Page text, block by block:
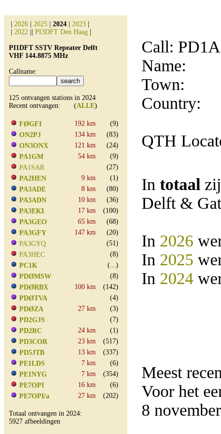
2026 2025 2024 2023
2022 PI3DFT Den Haag
PI1DFT SSTV Repeater Delft
VHF 144.8875 MHz
Callname:
125 ontvangen stations in 2024
Recent ontvangen: (ALLE)
FØGFI 192 km
(9)
ON2PJ
134 km
(83)
ON3ONX
121 km
(24)
PA1GM
54 km
(9)
PA1SAR
(27)
PA2HEN
9 km
(1)
PA3ADE
8 km
(80)
PA3ADN
10 km
(36)
PA3EKI
17 km
(100)
PA3GEO
65 km
(68)
PA3GFY
147 km
(20)
PA3GYQ
(51)
PA3HEC
(8)
PC1K
(...)
PDØMSW
(8)
PDØRBX
100 km
(142)
PDØTVA
(4)
PDØZA
27 km
(3)
PD2GJS
(7)
PD2RC
24 km
(1)
PD3COR
23 km
(517)
PD5JTB
13 km
(337)
PE1LDS
7 km
(6)
PE1NYG
7 km
(354)
PE7OPI
16 km
(6)
PE7OPI/a
27 km (202)
Totaal ontvangen in 2024:
5927 afbeeldingen
Call:
Name:
Town:
Country:
QTH
In totaal
Delft &
In 2026
In 2025
In 2024
Meest
Voor het
8